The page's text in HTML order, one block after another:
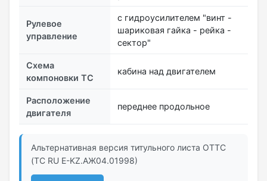
Рулевое
управление
с гидроусилителем "винт -
шариковая гайка - рейка -
сектор"
Схема
компоновки ТС
кабина над двигателем
Расположение
двигателя
переднее продольное
Альтернативная версия титульного листа ОТТС
(ТС RU Е-KZ.АЖ04.01998)